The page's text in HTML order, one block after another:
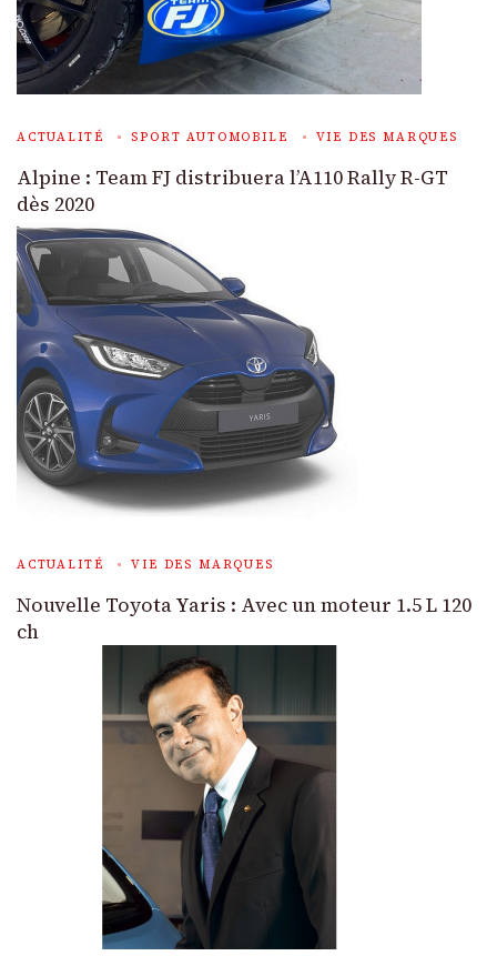
ACTUALITÉ SPORT AUTOMOBILE VIE DES MARQUES
Alpine : Team FJ distribuera l’A110 Rally R-GT
dès 2020
ACTUALITÉ VIE DES MARQUES
Nouvelle Toyota Yaris : Avec un moteur 1.5 L 120
ch